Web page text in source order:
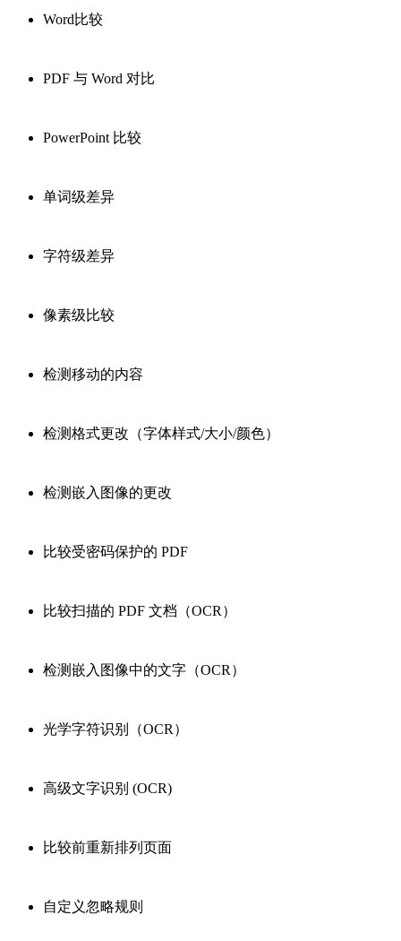
Word比较
PDF 与 Word 对比
PowerPoint 比较
单词级差异
字符级差异
像素级比较
检测移动的内容
检测格式更改（字体样式/大小/颜色）
检测嵌入图像的更改
比较受密码保护的 PDF
比较扫描的 PDF 文档（OCR）
检测嵌入图像中的文字（OCR）
光学字符识别（OCR）
高级文字识别 (OCR)
比较前重新排列页面
自定义忽略规则